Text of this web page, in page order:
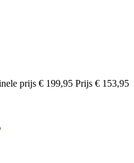
prijs € 199,95 Prijs € 153,95